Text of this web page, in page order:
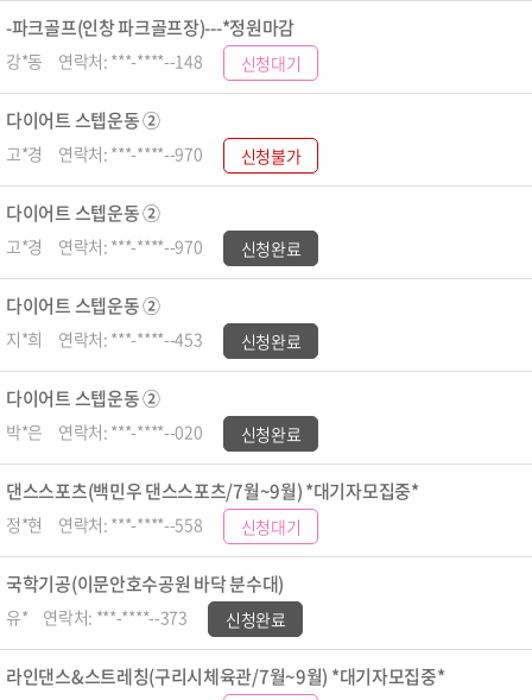
-파크골프(인창 파크골프장)---*정원마감
강*동 연락처: ***-****--148 신청대기
다이어트 스텝운동 ②
고*경 연락처: ***-****--970 신청불가
다이어트 스텝운동 ②
고*경 연락처: ***-****--970 신청완료
다이어트 스텝운동 ②
지*희 연락처: ***-****--453 신청완료
다이어트 스텝운동 ②
박*은 연락처: ***-****--020 신청완료
댄스스포츠(백민우 댄스스포츠/7월~9월) *대기자모집중*
정*현 연락처: ***-****--558 신청대기
국학기공(이문안호수공원 바닥 분수대)
유* 연락처: ***-****--373 신청완료
라인댄스&스트레칭(구리시체육관/7월~9월) *대기자모집중*